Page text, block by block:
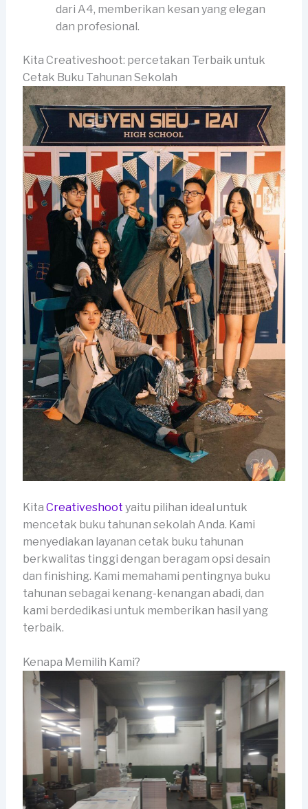
dari A4, memberikan kesan yang elegan
dan profesional.
Kita Creativeshoot: percetakan Terbaik untuk
Cetak Buku Tahunan Sekolah
Kita Creativeshoot yaitu pilihan ideal untuk
mencetak buku tahunan sekolah Anda. Kami
menyediakan layanan cetak buku tahunan
berkwalitas tinggi dengan beragam opsi desain
dan finishing. Kami memahami pentingnya buku
tahunan sebagai kenang-kenangan abadi, dan
kami berdedikasi untuk memberikan hasil yang
terbaik.
Kenapa Memilih Kami?